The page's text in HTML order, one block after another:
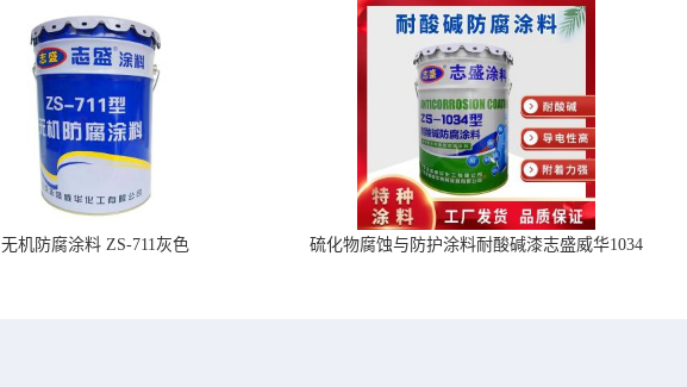
无机防腐涂料 ZS-711灰色 硫化物腐蚀与防护涂料耐酸碱漆志盛威华1034